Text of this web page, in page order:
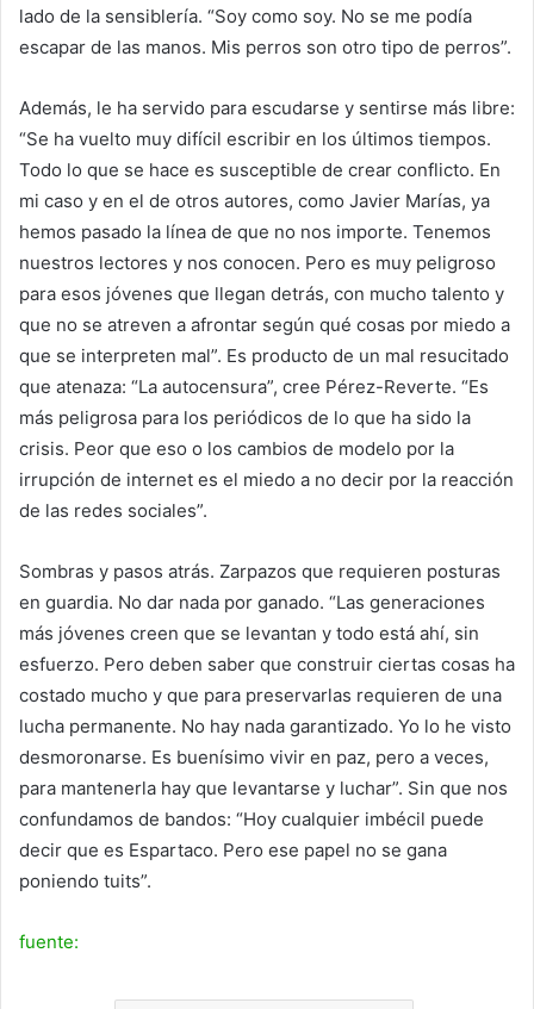
lado de la sensiblería. “Soy como soy. No se me podía
escapar de las manos. Mis perros son otro tipo de perros”.
Además, le ha servido para escudarse y sentirse más libre:
“Se ha vuelto muy difícil escribir en los últimos tiempos.
Todo lo que se hace es susceptible de crear conflicto. En
mi caso y en el de otros autores, como Javier Marías, ya
hemos pasado la línea de que no nos importe. Tenemos
nuestros lectores y nos conocen. Pero es muy peligroso
para esos jóvenes que llegan detrás, con mucho talento y
que no se atreven a afrontar según qué cosas por miedo a
que se interpreten mal”. Es producto de un mal resucitado
que atenaza: “La autocensura”, cree Pérez-Reverte. “Es
más peligrosa para los periódicos de lo que ha sido la
crisis. Peor que eso o los cambios de modelo por la
irrupción de internet es el miedo a no decir por la reacción
de las redes sociales”.
Sombras y pasos atrás. Zarpazos que requieren posturas
en guardia. No dar nada por ganado. “Las generaciones
más jóvenes creen que se levantan y todo está ahí, sin
esfuerzo. Pero deben saber que construir ciertas cosas ha
costado mucho y que para preservarlas requieren de una
lucha permanente. No hay nada garantizado. Yo lo he visto
desmoronarse. Es buenísimo vivir en paz, pero a veces,
para mantenerla hay que levantarse y luchar”. Sin que nos
confundamos de bandos: “Hoy cualquier imbécil puede
decir que es Espartaco. Pero ese papel no se gana
poniendo tuits”.
fuente: